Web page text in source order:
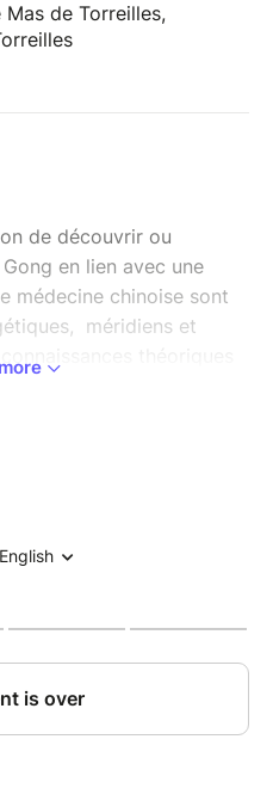
de Torreilles,
de découvrir ou
en lien avec une
médecine chinoise sont
méridiens et
théoriques
5 éléments structures le
une saison et un
les 5 éléments à travers